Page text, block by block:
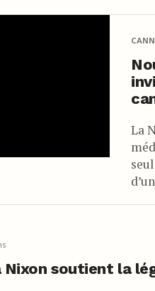
La
Nixon soutient la